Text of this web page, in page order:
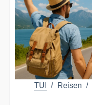
DE
TUI Reisen